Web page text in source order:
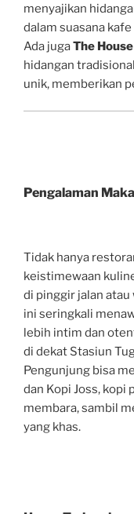
menyajikan
dalam suasana
Ada jugaThe
hidangan
unik, memberikan
Pengalaman
Tidak hanya
keistimewaan
di pinggir jalan
ini seringkali
lebih intim dan
di dekat Stasiun
Pengunjung bisa
dan Kopi Joss, kopi
membara, sambil
yang khas.